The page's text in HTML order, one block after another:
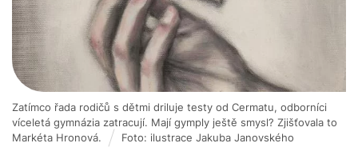
Zatímco řada rodičů s dětmi driluje testy od Cermatu, odborníci
víceletá gymnázia zatracují. Mají gymply ještě smysl? Zjišťovala to
Markéta Hronová.
Foto: ilustrace Jakuba Janovského